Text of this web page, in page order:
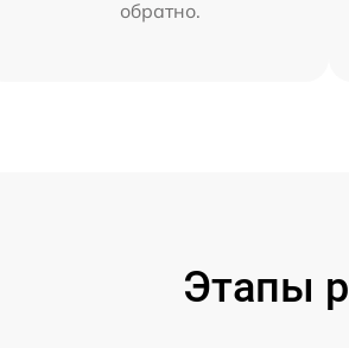
обратно.
Этапы